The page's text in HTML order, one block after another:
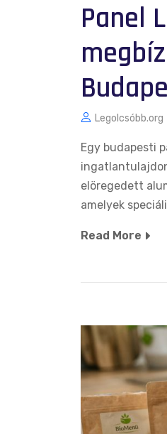
Panel
Legolcsóbb.org
Egy budapesti
elöregedett
amelyek
Read More